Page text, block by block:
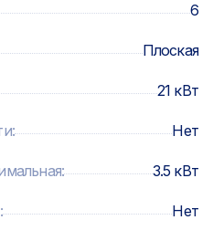
6
Плоская
21 кВт
: Нет
: 3.5 кВт
: Нет